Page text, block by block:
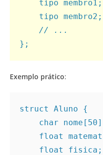
    tipo membro1;
    tipo membro2;
// ...
};
Exemplo prático:
struct Aluno {
char
float
    float fisica;